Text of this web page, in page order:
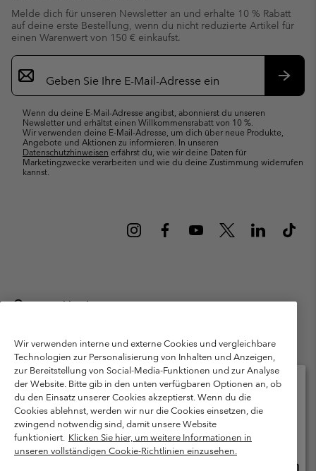
Melde dich für unseren Newsletter an und erhalte 10 % Rabatt
auf deine erste Bestellung, wenn du nicht reduzierte Artikel für
einen Warenwert von 150 € einkaufst.
Newsletter-
Anmeldung
Wenn du deine E-Mail-Adresse angibst, abonnierst du unseren
Newsletter und erhältst einen Willkommensrabatt von 10 %.
Wir verwenden deine E-Mail-Adresse, um dich über neue Produkte,
Angebote und Aktionen zu informieren. In unseren
Datenschutzhinweisen erfährst du, wie wir deine Daten für
Marketingzwecke verarbeiten und wie du deine Zustimmung widerrufen
kannst.
Deutschland
München Deutschland. Alle Rechte vorbehalten.
Nutzungsbedingungen
Allgemeine Verkaufsbedingungen
Garantie
Datenschutzerklärung
Bestimmungen und Bedingungen des Mitglieder Programms
Nutzungsbedingungen Für Nutzergenerierte Inhalte
Cookies
Public CBCR
Wir verwenden interne und externe Cookies und vergleichbare
Technologien zur Personalisierung von Inhalten und Anzeigen,
zur Bereitstellung von Social-Media-Funktionen und zur Analyse
der Website. Bitte gib in den unten verfügbaren Optionen an, ob
du den Einsatz unserer Cookies akzeptierst. Wenn du die
Cookies ablehnst, werden wir nur die Cookies einsetzen, die
zwingend notwendig sind, damit unsere Website
funktioniert. Klicken Sie hier, um weitere Informationen in
unseren vollständigen Cookie-Richtlinien einzusehen.
Bitte wählen Sie Ihr Lieferland und Ihre Sprache
Online-Einkauf verfügbar